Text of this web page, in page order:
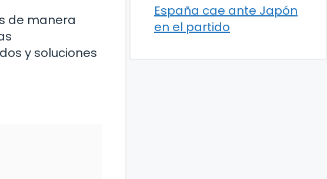
de manera
y soluciones
España cae ante Japón
en el partido